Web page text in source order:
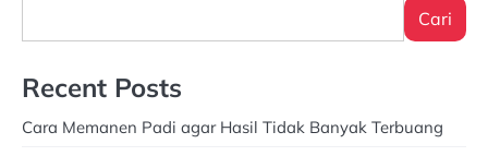
Cari
Recent Posts
Cara Memanen Padi agar Hasil Tidak Banyak Terbuang